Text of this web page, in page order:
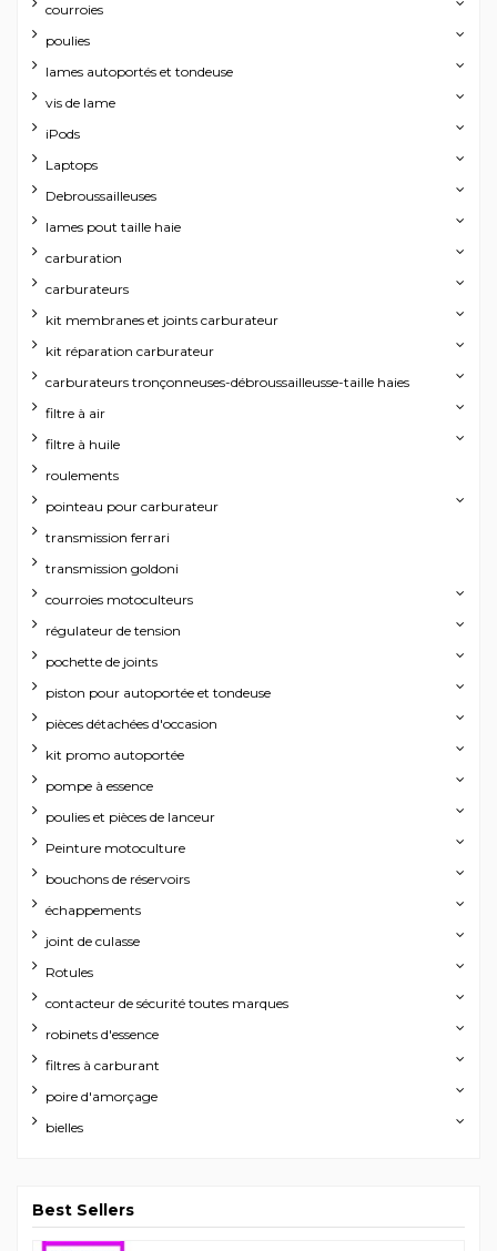
courroies
poulies
lames autoportés et tondeuse
vis de lame
iPods
Laptops
Debroussailleuses
lames pout taille haie
carburation
carburateurs
kit membranes et joints carburateur
kit réparation carburateur
carburateurs tronçonneuses-débroussailleusse-taille haies
filtre à air
filtre à huile
roulements
pointeau pour carburateur
transmission ferrari
transmission goldoni
courroies motoculteurs
régulateur de tension
pochette de joints
piston pour autoportée et tondeuse
pièces détachées d'occasion
kit promo autoportée
pompe à essence
poulies et pièces de lanceur
Peinture motoculture
bouchons de réservoirs
échappements
joint de culasse
Rotules
contacteur de sécurité toutes marques
robinets d'essence
filtres à carburant
poire d'amorçage
bielles
Best Sellers